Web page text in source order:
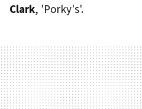
Clark, 'Porky's'.